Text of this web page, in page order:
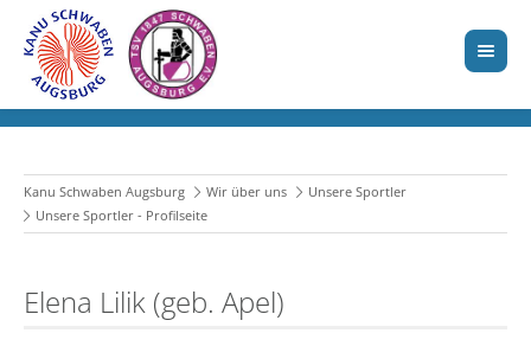
Kanu Schwaben Augsburg Wir über uns
Unsere Sportler
Unsere Sportler - Profilseite
Elena Lilik (geb. Apel)